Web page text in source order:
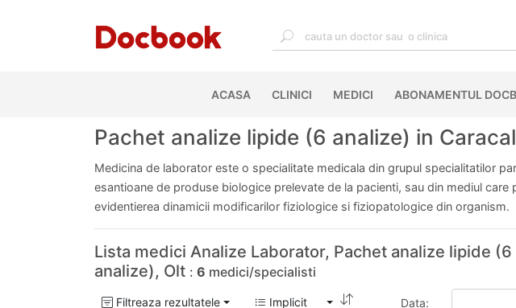
ACASA(CURRENT)
CLINICI MEDICI ABONAMENTUL
Pachet analize lipide (6 analize) in
Medicina de laborator este o specialitate medicala din grupul specialitatilor
esantioane de produse biologice prelevate de la pacienti, sau din mediul
evidentierea dinamicii modificarilor fiziologice si fiziopatologice din organism.
Lista medici Analize Laborator, Pachet analize lipide (6
analize), Olt : 6 medici/specialisti
Filtreaza rezultatele Implicit Data: